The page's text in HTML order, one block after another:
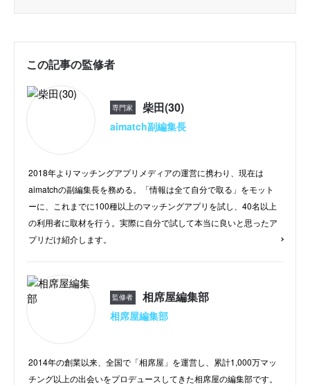
この記事の監修者
専門家 柴田(30)
aimatch副編集長
2018年よりマッチングアプリメディアの運営に携わり、現在は
aimatchの副編集長を務める。「情報は全て自分で取る」をモット
ーに、これまでに100種以上のマッチングアプリを試し、40名以上
の利用者に取材を行う。実際に自分で試して本当に良いと思ったア
プリだけ紹介します。
監修者 相席屋編集部
相席屋編集部
2014年の創業以来、全国で「相席屋」を運営し、累計1,000万マッ
チング以上の出会いをプロデュースしてきた相席屋の編集部です。